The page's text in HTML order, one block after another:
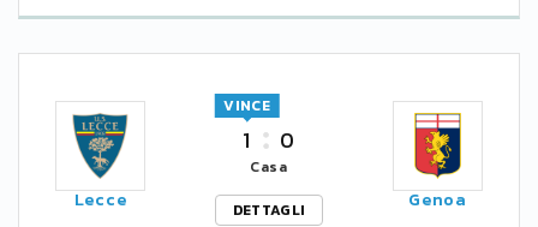
Lecce
1
VINCE
0
Casa
DETTAGLI
Genoa